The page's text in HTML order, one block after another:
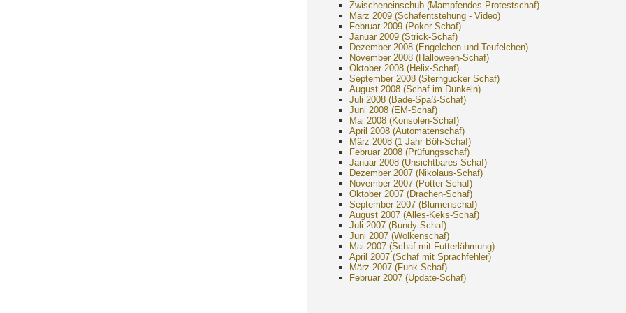
Zwischeneinschub (Mampfendes Protestschaf)
März 2009 (Schafentstehung - Video)
Februar 2009 (Poker-Schaf)
Januar 2009 (Strick-Schaf)
Dezember 2008 (Engelchen und Teufelchen)
November 2008 (Halloween-Schaf)
Oktober 2008 (Helix-Schaf)
September 2008 (Sterngucker Schaf)
August 2008 (Schaf im Dunkeln)
Juli 2008 (Bade-Spaß-Schaf)
Juni 2008 (EM-Schaf)
Mai 2008 (Konsolen-Schaf)
April 2008 (Automatenschaf)
März 2008 (1 Jahr Böh-Schaf)
Februar 2008 (Prüfungsschaf)
Januar 2008 (Unsichtbares-Schaf)
Dezember 2007 (Nikolaus-Schaf)
November 2007 (Potter-Schaf)
Oktober 2007 (Drachen-Schaf)
September 2007 (Blumenschaf)
August 2007 (Alles-Keks-Schaf)
Juli 2007 (Bundy-Schaf)
Juni 2007 (Wolkenschaf)
Mai 2007 (Schaf mit Futterlähmung)
April 2007 (Schaf mit Sprachfehler)
März 2007 (Funk-Schaf)
Februar 2007 (Update-Schaf)